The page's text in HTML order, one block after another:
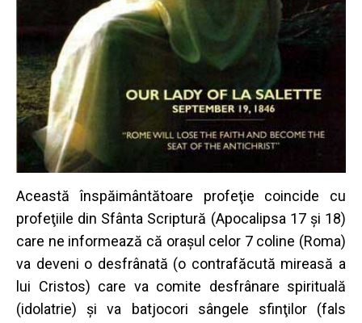
Această înspăimântătoare profeţie coincide cu
profeţiile din Sfânta Scriptură (Apocalipsa 17 şi 18)
care ne informează că oraşul celor 7 coline (Roma)
va deveni o desfrânată (o contrafăcută mireasă a
lui Cristos) care va comite desfrânare spirituală
(idolatrie) şi va batjocori sângele sfinţilor (fals